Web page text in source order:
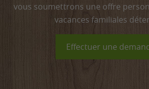
Pour les enfants, la pension
petit-déjeuner buffet, avec toutes
friandises, le goûter buffet
avec menu enfant.
vous soumettrons une offre
vacances familiales
Effectuer une